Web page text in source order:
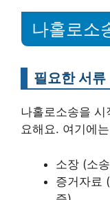
나홀로소
필요한 서류
나홀로소송을
요해요. 여기에
소장 (소
증거자료